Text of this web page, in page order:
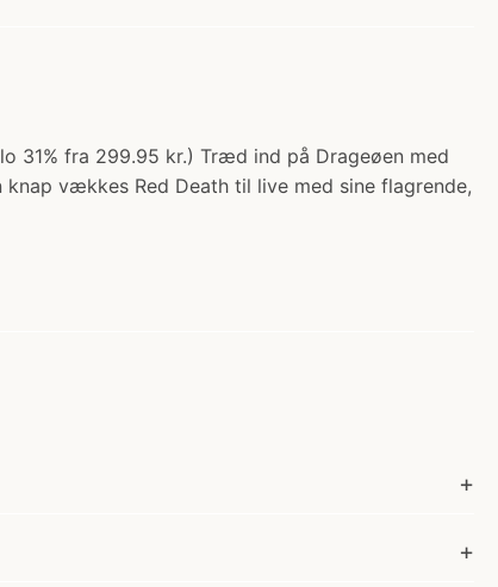
31% fra 299.95 kr.) Træd ind på Drageøen med
vækkes Red Death til live med sine flagrende,